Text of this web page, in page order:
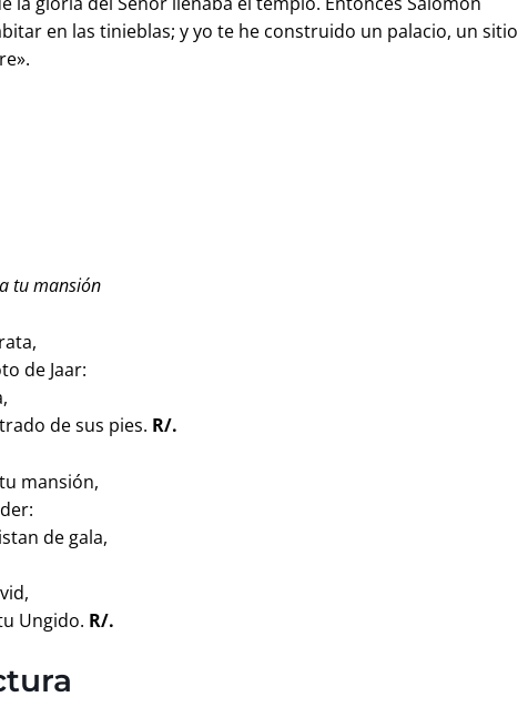
en las tinieblas; y yo te he construido un palacio, un sitio
tu mansión
de Jaar:
de sus pies. R/.
mansión,
de gala,
Ungido. R/.